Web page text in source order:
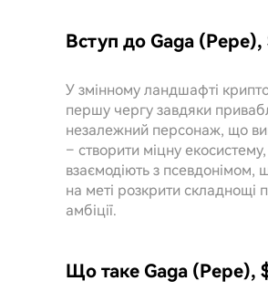
Вступ до Gaga (Pepe),
У змінному ландшафті
першу чергу завдяки
незалежний персонаж, що
– створити міцну
взаємодіють з псевдонімом,
на меті розкрити складнощі
амбіції.
Що таке Gaga (Pepe),